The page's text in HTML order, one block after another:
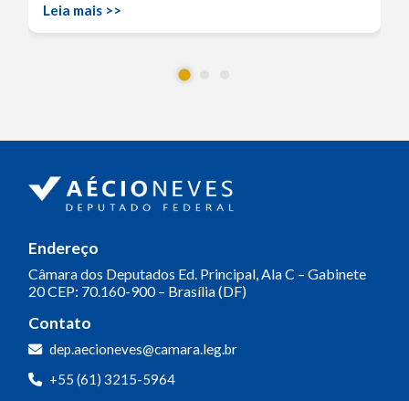
Leia mais >>
Endereço
Câmara dos Deputados Ed. Principal, Ala C – Gabinete
20CEP: 70.160-900 – Brasília (DF)
Contato
dep.aecioneves@camara.leg.br
+55 (61) 3215-5964